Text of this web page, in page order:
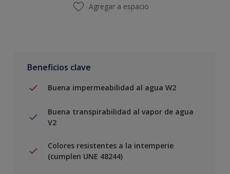
Agregar a espacio
Beneficios clave
Buena impermeabilidad al agua W2
Buena transpirabilidad al vapor de agua
V2
Colores resistentes a la intemperie
(cumplen UNE 48244)